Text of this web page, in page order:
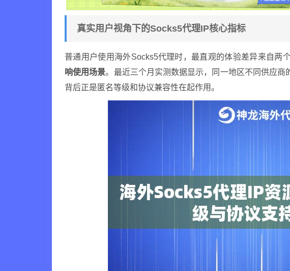
真实用户视角下的Socks5代理IP核心指标
普通用户使用海外Socks5代理时，最直观的体验差异来自两个
响使用场景。最近三个月实测数据显示，同一地区不同供应
背后正是匿名等级和协议兼容性在起作用。